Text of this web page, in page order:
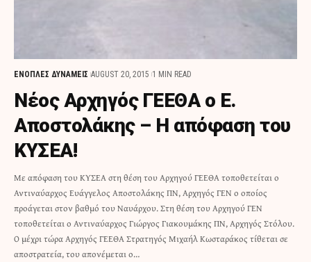
ΕΝΟΠΛΕΣ ΔΥΝΑΜΕΙΣ AUGUST 20, 2015 1 MIN READ
Νέος Αρχηγός ΓΕΕΘΑ ο Ε.
Αποστολάκης – Η απόφαση του
ΚΥΣΕΑ!
Με απόφαση του ΚΥΣΕΑ στη θέση του Αρχηγού ΓΕΕΘΑ τοποθετείται ο
Αντιναύαρχος Ευάγγελος Αποστολάκης ΠΝ, Αρχηγός ΓΕΝ ο οποίος
προάγεται στον βαθμό του Ναυάρχου. Στη θέση του Αρχηγού ΓΕΝ
τοποθετείται ο Αντιναύαρχος Γιώργος Γιακουμάκης ΠΝ, Αρχηγός Στόλου.
Ο μέχρι τώρα Αρχηγός ΓΕΕΘΑ Στρατηγός Μιχαήλ Κωσταράκος τίθεται σε
αποστρατεία, του απονέμεται ο…